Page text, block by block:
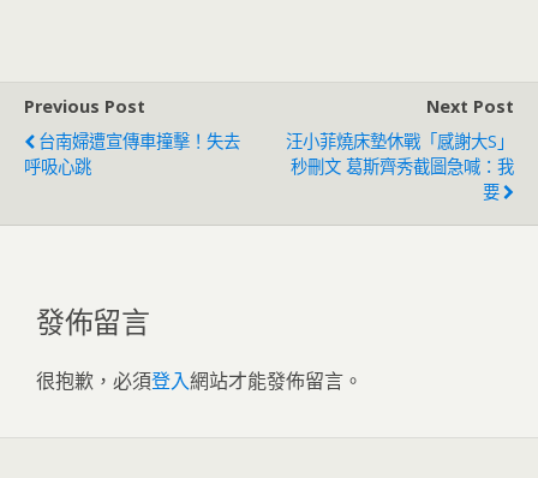
Previous Post
台南婦遭宣傳車撞擊！失去
呼吸心跳
Next Post
汪小菲燒床墊休戰「感謝大S」
秒刪文 葛斯齊秀截圖急喊：我
要
發佈留言
很抱歉，必須登入網站才能發佈留言。